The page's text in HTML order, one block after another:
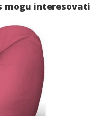
mogu interesovati